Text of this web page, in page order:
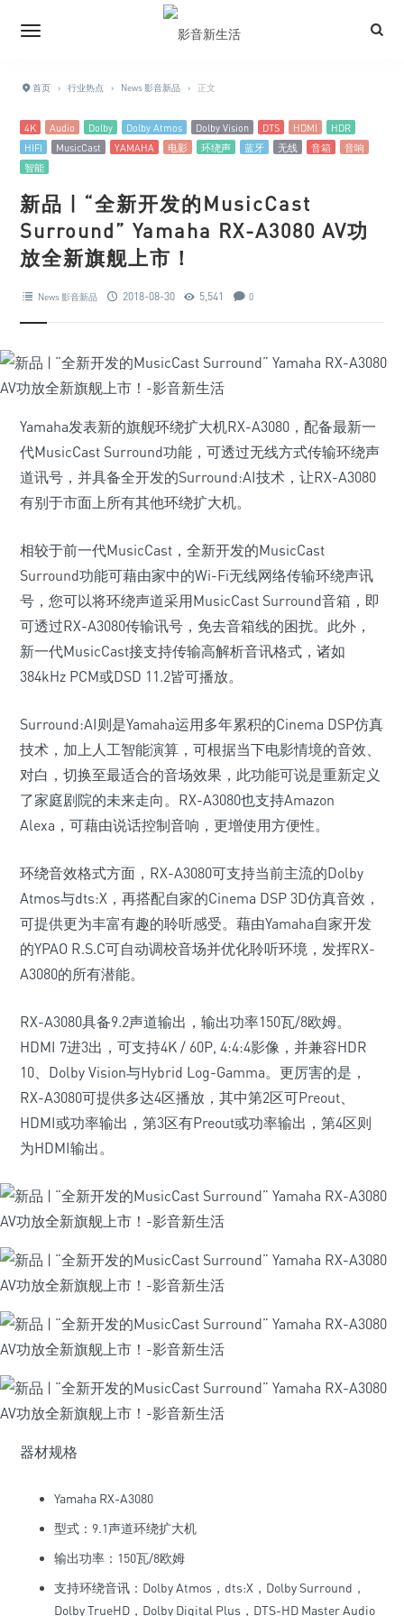
首页 › 行业热点 › News 影音新品 › 正文
4K Audio Dolby Dolby Atmos Dolby Vision DTS HDMI
HDR
HIFI
MusicCast YAMAHA 电影 环绕声 蓝牙 无线 音箱
音响
智能
新品 | “全新开发的MusicCast
Surround” Yamaha RX-A3080 AV功
放全新旗舰上市！
News 影音新品 2018-08-30 5,541 0
Yamaha发表新的旗舰环绕扩大机RX-A3080，配备最新一
代MusicCast Surround功能，可透过无线方式传输环绕声
道讯号，并具备全开发的Surround:AI技术，让RX-A3080
有别于市面上所有其他环绕扩大机。
相较于前一代MusicCast，全新开发的MusicCast
Surround功能可藉由家中的Wi-Fi无线网络传输环绕声讯
号，您可以将环绕声道采用MusicCast Surround音箱，即
可透过RX-A3080传输讯号，免去音箱线的困扰。此外，
新一代MusicCast接支持传输高解析音讯格式，诸如
384kHz PCM或DSD 11.2皆可播放。
Surround:AI则是Yamaha运用多年累积的Cinema DSP仿真
技术，加上人工智能演算，可根据当下电影情境的音效、
对白，切换至最适合的音场效果，此功能可说是重新定义
了家庭剧院的未来走向。RX-A3080也支持Amazon
Alexa，可藉由说话控制音响，更增使用方便性。
环绕音效格式方面，RX-A3080可支持当前主流的Dolby
Atmos与dts:X，再搭配自家的Cinema DSP 3D仿真音效，
可提供更为丰富有趣的聆听感受。藉由Yamaha自家开发
的YPAO R.S.C可自动调校音场并优化聆听环境，发挥RX-
A3080的所有潜能。
RX-A3080具备9.2声道输出，输出功率150瓦/8欧姆。
HDMI 7进3出，可支持4K / 60P, 4:4:4影像，并兼容HDR
10、Dolby Vision与Hybrid Log-Gamma。更厉害的是，
RX-A3080可提供多达4区播放，其中第2区可Preout、
HDMI或功率输出，第3区有Preout或功率输出，第4区则
为HDMI输出。
器材规格
Yamaha RX-A3080
型式：9.1声道环绕扩大机
输出功率：150瓦/8欧姆
支持环绕音讯：Dolby Atmos，dts:X，Dolby Surround，
Dolby TrueHD，Dolby Digital Plus，DTS-HD Master Audio